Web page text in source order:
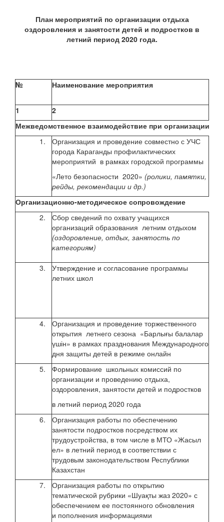
План мероприятий по организации отдыха
оздоровления и занятости детей и подростков в
летний период 2020 года.
№ Наименование мероприятия
1
2
Межведомственное взаимодействие при организации
1. Организация и проведение совместно с УЧС
города Караганды профилактических
мероприятий в рамках городской программы
«Лето безопасности 2020» (ролики, памятки,
рейды, рекомендации и др.)
Организационно-методическое сопровождение
2. Сбор сведений по охвату учащихся
организаций образования летним отдыхом
(оздоровление, отдых, занятость по
категориям)
3. Утверждение и согласование программы
летних школ
4. Организация и проведение торжественного
открытия летнего сезона «Барлығы балалар
үшін» в рамках празднования Международного
дня защиты детей в режиме онлайн
5. Формирование школьных комиссий по
организации и проведению отдыха,
оздоровления, занятости детей и подростков
в летний период 2020 года
6. Организация работы по обеспечению
занятости подростков посредством их
трудоустройства, в том числе в МТО «Жасыл
ел» в летний период в соответствии с
трудовым законодательством Республики
Казахстан
7. Организация работы по открытию
тематической рубрики «Шуақты жаз 2020» с
обеспечением ее постоянного обновления
и пополнения информациями